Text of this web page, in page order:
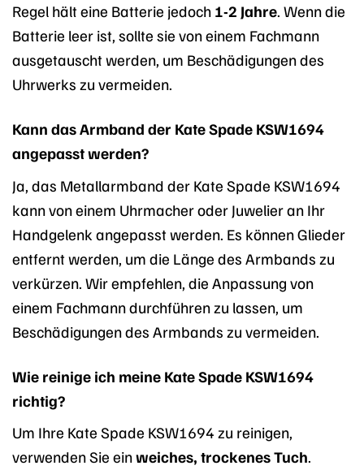
Regel hält eine Batterie jedoch 1-2 Jahre. Wenn die
Batterie leer ist, sollte sie von einem Fachmann
ausgetauscht werden, um Beschädigungen des
Uhrwerks zu vermeiden.
Kann das Armband der Kate Spade KSW1694
angepasst werden?
Ja, das Metallarmband der Kate Spade KSW1694
kann von einem Uhrmacher oder Juwelier an Ihr
Handgelenk angepasst werden. Es können Glieder
entfernt werden, um die Länge des Armbands zu
verkürzen. Wir empfehlen, die Anpassung von
einem Fachmann durchführen zu lassen, um
Beschädigungen des Armbands zu vermeiden.
Wie reinige ich meine Kate Spade KSW1694
richtig?
Um Ihre Kate Spade KSW1694 zu reinigen,
verwenden Sie einweiches, trockenes Tuch.